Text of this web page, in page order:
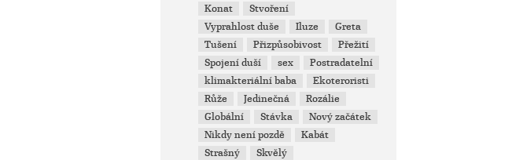
Konat
Stvoření
Vyprahlost duše
Iluze
Greta
Tušení
Přizpůsobivost
Přežití
Spojení duší
sex
Postradatelní
klimakteriální baba
Ekoteroristi
Růže
Jedinečná
Rozálie
Globální
Stávka
Nový začátek
Nikdy není pozdě
Kabát
Strašný
Skvělý